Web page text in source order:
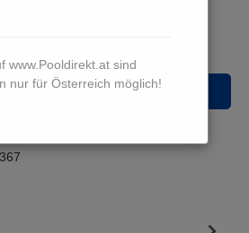
www.Pooldirekt.at sind
nur für Österreich möglich!
3 bis 5 Werktage
Gib den gewünschten
In den Warenkorb